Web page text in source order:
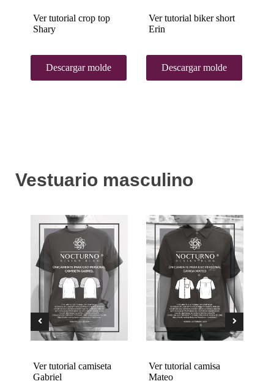
Ver tutorial crop top
Shary
Descargar molde
Ver tutorial biker short
Erin
Descargar molde
Vestuario masculino
Ver tutorial camiseta
Gabriel
Ver tutorial camisa
Mateo